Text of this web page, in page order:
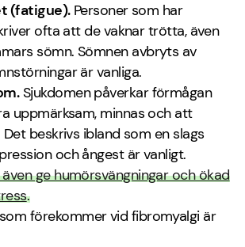
(fatigue).Personer som har
ofta att de vaknar trötta, även
sömn. Sömnen avbryts av
är vanliga.
Sjukdomen påverkar förmågan
uppmärksam, minnas och att
beskrivs ibland som en slags
och ångest är vanligt.
ge humörsvängningar och ökad
.
förekommer vid fibromyalgi är